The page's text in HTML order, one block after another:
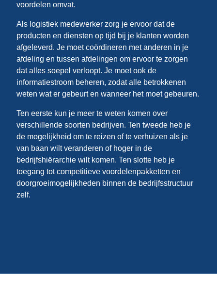
voordelen omvat.
Als logistiek medewerker zorg je ervoor dat de
producten en diensten op tijd bij je klanten worden
afgeleverd. Je moet coördineren met anderen in je
afdeling en tussen afdelingen om ervoor te zorgen
dat alles soepel verloopt. Je moet ook de
informatiestroom beheren, zodat alle betrokkenen
weten wat er gebeurt en wanneer het moet gebeuren.
Ten eerste kun je meer te weten komen over
verschillende soorten bedrijven. Ten tweede heb je
de mogelijkheid om te reizen of te verhuizen als je
van baan wilt veranderen of hoger in de
bedrijfshiërarchie wilt komen. Ten slotte heb je
toegang tot competitieve voordelenpakketten en
doorgroeimogelijkheden binnen de bedrijfsstructuur
zelf.